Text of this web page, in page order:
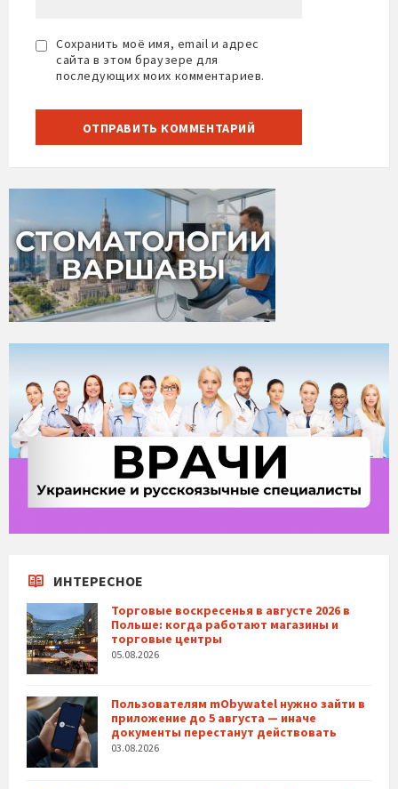
Сохранить моё имя, email и адрес
сайта в этом браузере для
последующих моих комментариев.
ИНТЕРЕСНОЕ
Торговые воскресенья в августе 2026 в
Польше: когда работают магазины и
торговые центры
05.08.2026
Пользователям mObywatel нужно зайти в
приложение до 5 августа — иначе
документы перестанут действовать
03.08.2026